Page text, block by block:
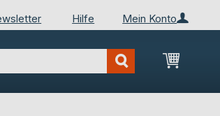
Mein Konto
Hilfe
Mein